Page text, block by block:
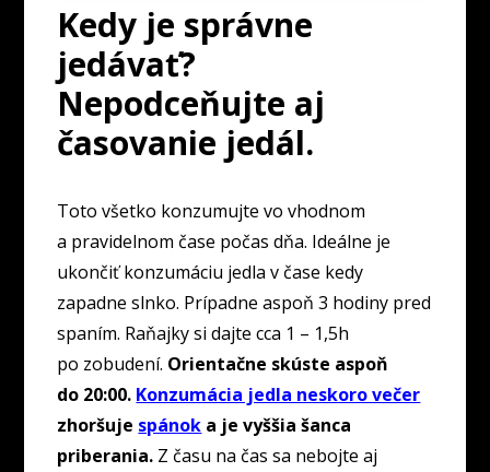
Kedy je správne
jedávať?
Nepodceňujte aj
časovanie jedál.
Toto všetko konzumujte vo vhodnom
a pravidelnom čase počas dňa. Ideálne je
ukončiť konzumáciu jedla v čase kedy
zapadne slnko. Prípadne aspoň 3 hodiny pred
spaním. Raňajky si dajte cca 1 – 1,5h
po zobudení. Orientačne skúste aspoň
do 20:00. Konzumácia jedla neskoro večer
zhoršuje spánok a je vyššia šanca
priberania. Z času na čas sa nebojte aj